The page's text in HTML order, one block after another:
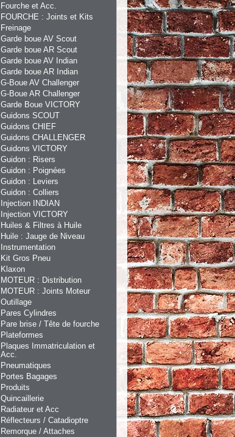
Fourche et Acc.
FOURCHE : Joints et Kits
Freinage
Garde boue AV Scout
Garde boue AR Scout
Garde boue AV Indian
Garde boue AR Indian
G-Boue AV Challenger
G-Boue AR Challenger
Garde Boue VICTORY
Guidons SCOUT
Guidons CHIEF
Guidons CHALLENGER
Guidons VICTORY
Guidon : Risers
Guidon : Poignées
Guidon : Leviers
Guidon : Colliers
Injection INDIAN
Injection VICTORY
Huiles & Filtres à Huile
Huile : Jauge de Niveau
Instrumentation
Kit Gros Pneu
Klaxon
MOTEUR : Distribution
MOTEUR : Joints Moteur
Outillage
Pares Cylindres
Pare brise / Tête de fourche
Plateformes
Plaques Immatriculation et
Acc.
Pneumatiques
Portes Bagages
Produits
Quincaillerie
Radiateur et Acc
Réflecteurs / Catadioptre
Remorque / Attaches